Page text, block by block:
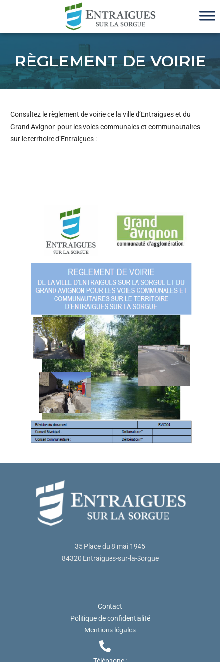
RÈGLEMENT DE VOIRIE
Consultez le règlement de voirie de la ville d’Entraigues et du
Grand Avignon pour les voies communales et communautaires
sur le territoire d’Entraigues :
35 Place du 8 mai 1945
84320 Entraigues-sur-la-Sorgue
Contact
Politique de confidentialité
Mentions légales